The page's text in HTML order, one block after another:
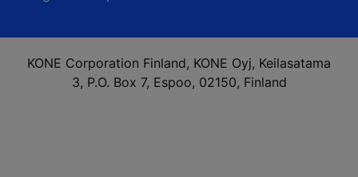
KONE Corporation Finland, KONE Oyj, Keilasatama
3, P.O. Box 7, Espoo, 02150, Finland